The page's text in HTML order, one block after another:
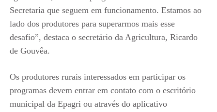
Secretaria que seguem em funcionamento. Estamos ao
lado dos produtores para superarmos mais esse
desafio”, destaca o secretário da Agricultura, Ricardo
de Gouvêa.
Os produtores rurais interessados em participar os
programas devem entrar em contato com o escritório
municipal da Epagri ou através do aplicativo